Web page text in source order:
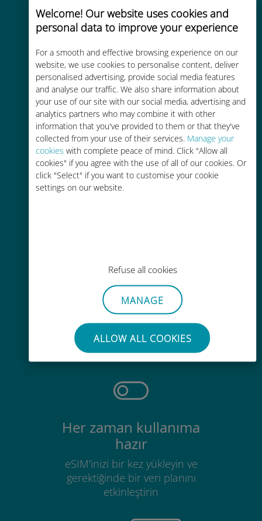
Welcome! Our website uses cookies and
personal data to improve your experience
For a smooth and effective browsing experience on our
website, we use cookies to personalise content, deliver
personalised advertising, provide social media features
and analyse our traffic. We also share information about
your use of our site with our social media, advertising and
analytics partners who may combine it with other
information that you've provided to them or that they've
collected from your use of their services. Manage your
cookies with complete peace of mind. Click "Allow all
cookies" if you agree with the use of all of our cookies. Or
click "Select" if you want to customise your cookie
settings on our website.
Refuse all cookies
MANAGE
ALLOW ALL COOKIES
Uygun maliyetli
Mevcut operatörünüzle dolaşım
ücretlerinden %90'a kadar daha
ucuz
Kolay doldurma
Zahmetsiz
Mevcut SIM kartınızı çıkarmanıza
gerek yok
Her zaman kullanıma
hazır
eSIM'inizi bir kez yükleyin ve
gerektiğinde bir veri planını
etkinleştirin